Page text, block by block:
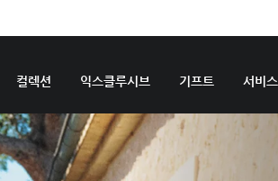
컬렉션 익스클루시브 기프트 서비스